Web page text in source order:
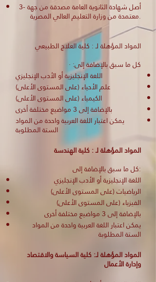
3- أصل شهادة الثانوية العامة مصدقة من جهة
معتمدة من وزارة التعليم العالي المصرية.
المواد المؤهلة لـ : كلية العلاج الطبيعي
كل ما سبق بالإضافة إلى: ·
اللغة الإنجليزية أو الأدب الإنجليزي
علم الأحياء (على المستوى الأعلى)
الكيمياء (على المستوى الأعلى)
بالإضافة إلى 3 مواضيع مختلفة أخرى
يمكن اعتبار اللغة العربية واحدة من المواد
الستة المطلوبة
المواد المؤهلة لـ : كلية الهندسة
كل ما سبق بالإضافة إلى:
اللغة الإنجليزية أو الأدب الإنجليزي
الرياضيات (على المستوى الأعلى)
الفيزياء (على المستوى الأعلى)
بالإضافة إلى 3 مواضيع مختلفة أخرى
يمكن اعتبار اللغة العربية واحدة من المواد
الستة المطلوبة
المواد المؤهلة لـ: كلية السياسة والاقتصاد
وإدارة الأعمال